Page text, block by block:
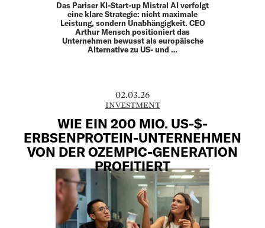
Das Pariser KI-Start-up Mistral AI verfolgt
eine klare Strategie: nicht maximale
Leistung, sondern Unabhängigkeit. CEO
Arthur Mensch positioniert das
Unternehmen bewusst als europäische
Alternative zu US- und …
02.03.26
INVESTMENT
WIE EIN 200 MIO. US-$-
ERBSENPROTEIN-UNTERNEHMEN
VON DER OZEMPIC-GENERATION
PROFITIERT